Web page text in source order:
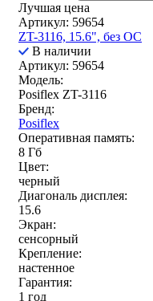
Лучшая цена
Артикул: 59654
ZT-3116, 15.6", без ОС
В наличии
Артикул: 59654
Модель:
Posiflex ZT-3116
Бренд:
Posiflex
Оперативная память:
8 Гб
Цвет:
черный
Диагональ дисплея:
15.6
Экран:
сенсорный
Крепление:
настенное
Гарантия:
1 год